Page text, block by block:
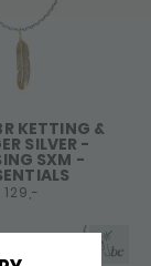
KETTING &
SILVER -
SXM -
129,-